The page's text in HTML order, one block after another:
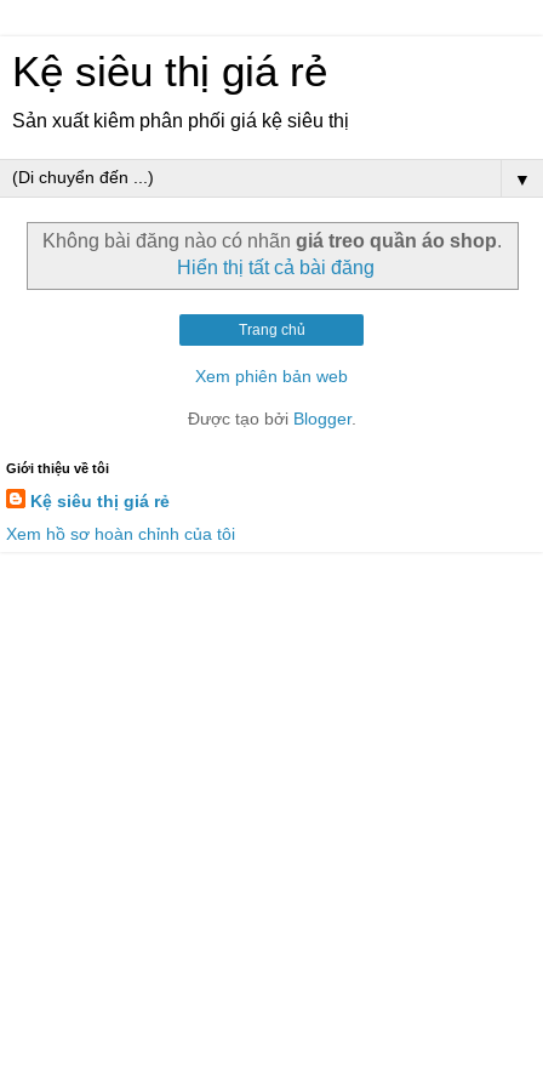
Kệ siêu thị giá rẻ
Sản xuất kiêm phân phối giá kệ siêu thị
▼
Không bài đăng nào có nhãn giá treo quần áo shop.
Hiển thị tất cả bài đăng
Trang chủ
Xem phiên bản web
Được tạo bởi Blogger.
Giới thiệu về tôi
Kệ siêu thị giá rẻ
Xem hồ sơ hoàn chỉnh của tôi